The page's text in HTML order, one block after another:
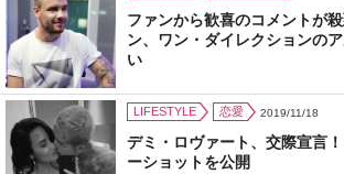
ファンから歓喜のコメントが
ン、ワン・ダイレクションの
い
LIFESTYLE 恋愛 2019/11/18
デミ・ロヴァート、交際宣言
ーショットを公開